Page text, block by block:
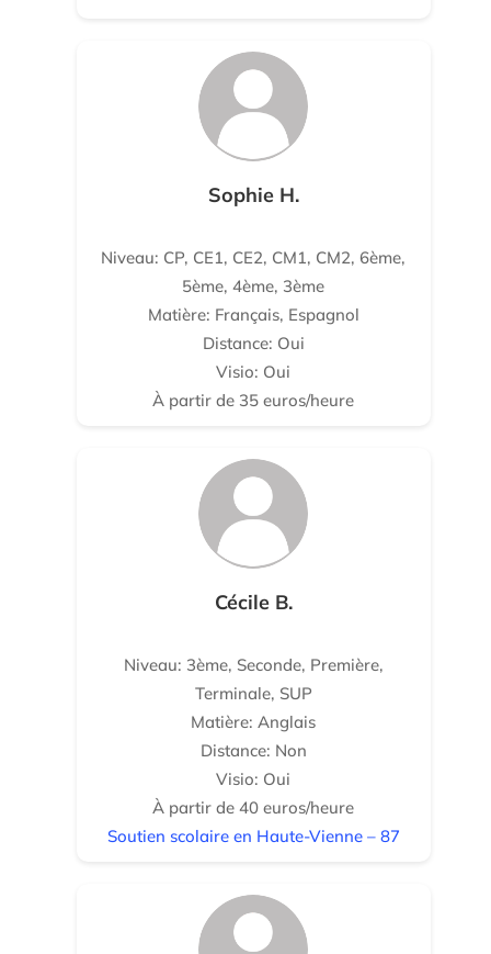
Sophie H.
Niveau: CP, CE1, CE2, CM1, CM2, 6ème,
5ème, 4ème, 3ème
Matière: Français, Espagnol
Distance: Oui
Visio: Oui
À partir de 35 euros/heure
Cécile B.
Niveau: 3ème, Seconde, Première,
Terminale, SUP
Matière: Anglais
Distance: Non
Visio: Oui
À partir de 40 euros/heure
Soutien scolaire en Haute-Vienne – 87